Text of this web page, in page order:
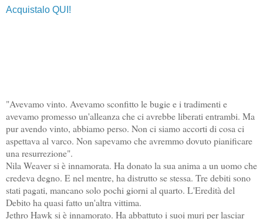
Acquistalo QUI!
"Avevamo vinto. Avevamo sconfitto le bugie e i tradimenti e
avevamo promesso un'alleanza che ci avrebbe liberati entrambi. Ma
pur avendo vinto, abbiamo perso. Non ci siamo accorti di cosa ci
aspettava al varco. Non sapevamo che avremmo dovuto pianificare
una resurrezione".
Nila Weaver si è innamorata. Ha donato la sua anima a un uomo che
credeva degno. E nel mentre, ha distrutto se stessa. Tre debiti sono
stati pagati, mancano solo pochi giorni al quarto. L'Eredità del
Debito ha quasi fatto un'altra vittima.
Jethro Hawk si è innamorato. Ha abbattuto i suoi muri per lasciar